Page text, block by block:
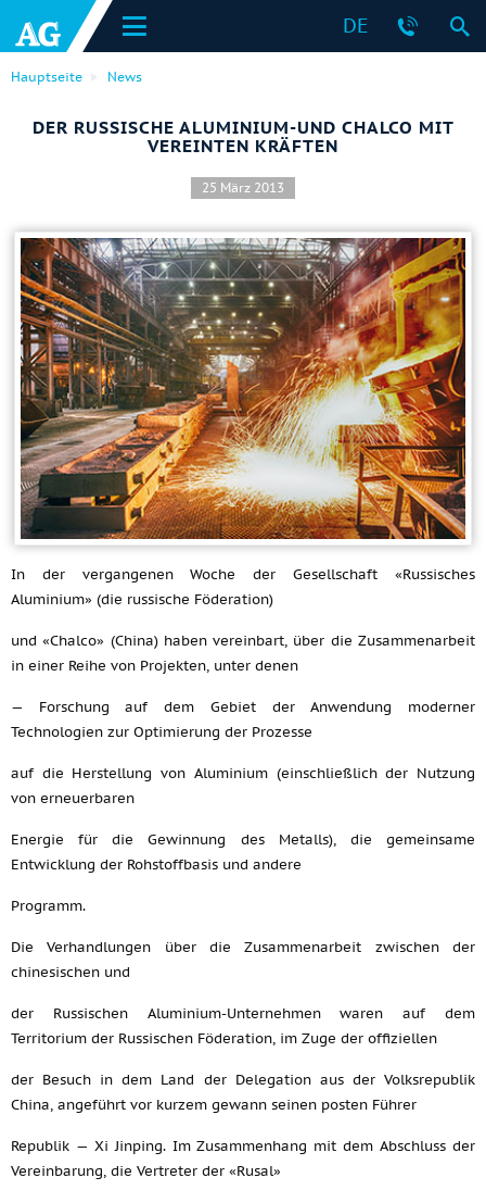
DE
Hauptseite News
DER RUSSISCHE ALUMINIUM-UND CHALCO MIT
VEREINTEN KRÄFTEN
25 März 2013
In der vergangenen Woche der Gesellschaft «Russisches
Aluminium» (die russische Föderation)
und «Chalco» (China) haben vereinbart, über die Zusammenarbeit
in einer Reihe von Projekten, unter denen
— Forschung auf dem Gebiet der Anwendung moderner
Technologien zur Optimierung der Prozesse
auf die Herstellung von Aluminium (einschließlich der Nutzung
von erneuerbaren
Energie für die Gewinnung des Metalls), die gemeinsame
Entwicklung der Rohstoffbasis und andere
Programm.
Die Verhandlungen über die Zusammenarbeit zwischen der
chinesischen und
der Russischen Aluminium-Unternehmen waren auf dem
Territorium der Russischen Föderation, im Zuge der offiziellen
der Besuch in dem Land der Delegation aus der Volksrepublik
China, angeführt vor kurzem gewann seinen posten Führer
Republik — Xi Jinping. Im Zusammenhang mit dem Abschluss der
Vereinbarung, die Vertreter der «Rusal»